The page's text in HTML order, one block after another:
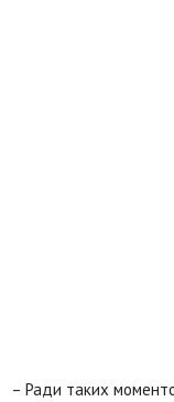
– Ради таких